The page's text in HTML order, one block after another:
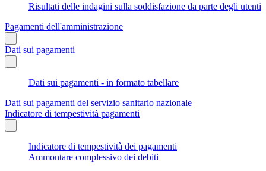
Risultati delle indagini sulla soddisfazione da parte degli utenti
Pagamenti dell'amministrazione
Dati sui pagamenti
Dati sui pagamenti - in formato tabellare
Dati sui pagamenti del servizio sanitario nazionale
Indicatore di tempestività pagamenti
Indicatore di tempestività dei pagamenti
Ammontare complessivo dei debiti